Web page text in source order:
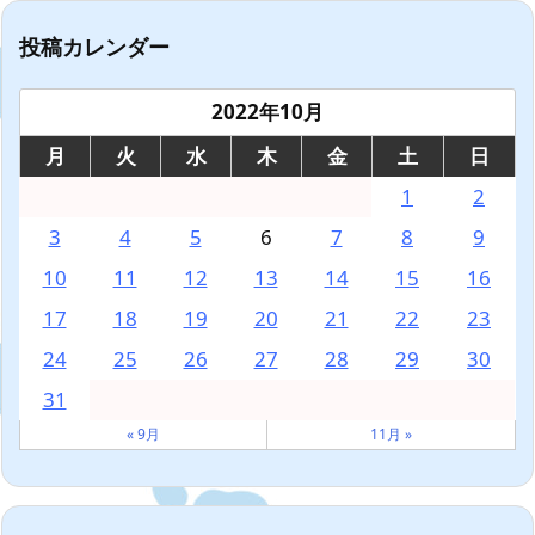
投稿カレンダー
2022年10月
月
火 水 木 金 土
日
1
2
3
4 5 6 7 8
9
10
11 12 13 14 15
16
17
18 19 20 21 22
23
24
25 26 27 28 29
30
31
« 9月 11月 »